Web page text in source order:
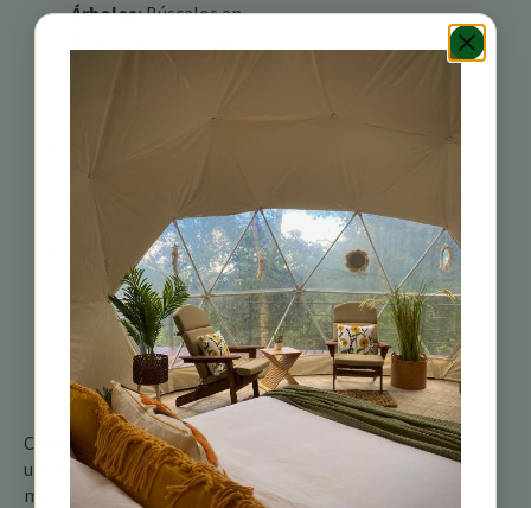
Árboles:Búscalos en
rica melodía
pista infalible.
La Paciencia es
Clave:Estos vireos
son forrajeadores
metódicos, así que
tómate tu tiempo y
disfruta del proceso
de observarlos.
Con un poco de paciencia y
una apreciación por las
maravillas más sutiles de